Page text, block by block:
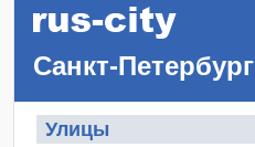
Санкт-Петербург
Улицы